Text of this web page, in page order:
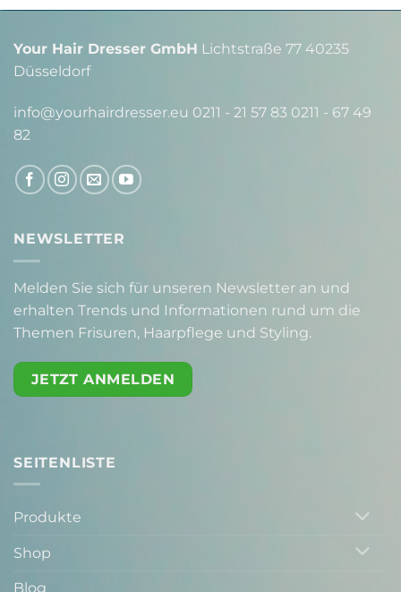
Your Hair Dresser GmbH Lichtstraße 77 40235
Düsseldorf
info@yourhairdresser.eu 0211 - 21 57 83 0211 - 67 49
82
NEWSLETTER
Melden Sie sich für unseren Newsletter an und
erhalten Trends und Informationen rund um die
Themen Frisuren, Haarpflege und Styling.
JETZT ANMELDEN
SEITENLISTE
Produkte
Shop
Blog